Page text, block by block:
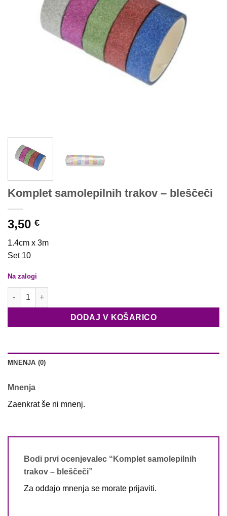
Komplet samolepilnih trakov – bleščeči
3,50 €
1.4cm x 3m
Set 10
Na zalogi
Komplet samolepilnih trakov - bleščeči količina
DODAJ V KOŠARICO
MNENJA (0)
Mnenja
Zaenkrat še ni mnenj.
Bodi prvi ocenjevalec “Komplet samolepilnih
trakov – bleščeči”
Za oddajo mnenja se morate prijaviti.